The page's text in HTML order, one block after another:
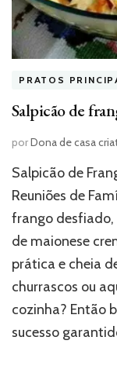
PRATOS
Salpicão de
porDona de casa
Salpicão de
Reuniões de
frango desfiado,
de maionese
prática e cheia
churrascos ou
cozinha? Então
sucesso